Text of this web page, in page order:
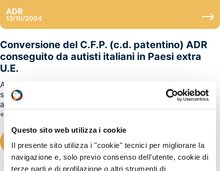
Questo sito web utilizza i cookie
Il presente sito utilizza i "cookie" tecnici per migliorare la
navigazione e, solo previo consenso dell’utente, cookie di
terze parti e di profilazione o altri strumenti di
ADR
13/10/2004
Conversione del C.F.P. (c.d. patentino) ADR
conseguito da autisti italiani in Paesi extra
U.E.
A seguito di richieste pervenuteci da alcuni operatori del
settore segnaliamo che Il D.M. 10 giugno 2004 - Modifica
al decreto ministeriale 15 maggio 1997, recante
«Attuazione della direttiva 96/86/CE...
LEGGI TUTTO